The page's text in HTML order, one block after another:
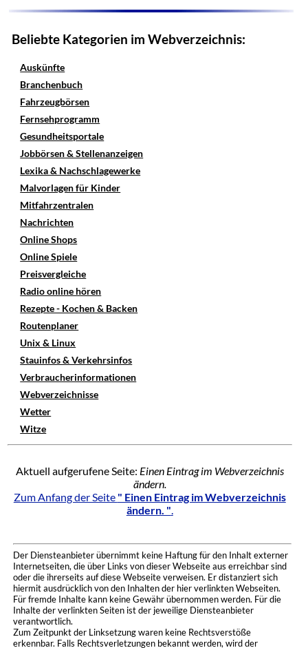
Beliebte Kategorien im Webverzeichnis:
Auskünfte
Branchenbuch
Fahrzeugbörsen
Fernsehprogramm
Gesundheitsportale
Jobbörsen & Stellenanzeigen
Lexika & Nachschlagewerke
Malvorlagen für Kinder
Mitfahrzentralen
Nachrichten
Online Shops
Online Spiele
Preisvergleiche
Radio online hören
Rezepte - Kochen & Backen
Routenplaner
Unix & Linux
Stauinfos & Verkehrsinfos
Verbraucherinformationen
Webverzeichnisse
Wetter
Witze
Aktuell aufgerufene Seite: Einen Eintrag im Webverzeichnis
ändern.
Zum Anfang der Seite " Einen Eintrag im Webverzeichnis
ändern. ".
Der Diensteanbieter übernimmt keine Haftung für den Inhalt externer
Internetseiten, die über Links von dieser Webseite aus erreichbar sind
oder die ihrerseits auf diese Webseite verweisen. Er distanziert sich
hiermit ausdrücklich von den Inhalten der hier verlinkten Webseiten.
Für fremde Inhalte kann keine Gewähr übernommen werden. Für die
Inhalte der verlinkten Seiten ist der jeweilige Diensteanbieter
verantwortlich.
Zum Zeitpunkt der Linksetzung waren keine Rechtsverstöße
erkennbar. Falls Rechtsverletzungen bekannt werden, wird der